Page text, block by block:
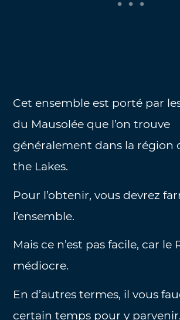
Cet ensemble est porté par
du Mausolée que l’on trouve
généralement dans la région
the Lakes.
Pour l’obtenir, vous devrez
l’ensemble.
Mais ce n’est pas facile, car le
médiocre.
En d’autres termes, il vous
certain temps pour y parvenir.